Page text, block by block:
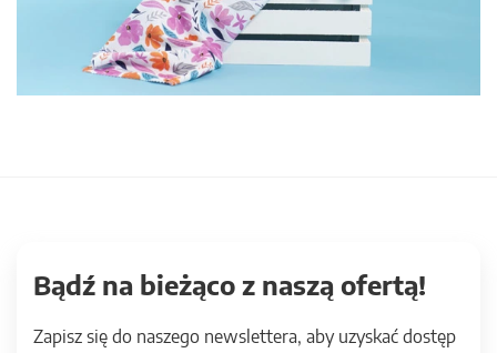
Bądź na bieżąco z naszą ofertą!
Zapisz się do naszego newslettera, aby uzyskać dostęp